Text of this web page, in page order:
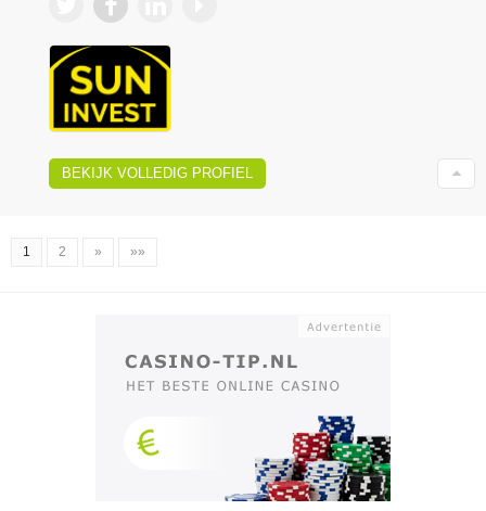
BEKIJK VOLLEDIG PROFIEL
1 2 » »»